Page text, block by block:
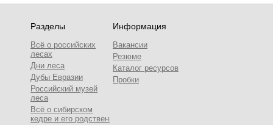
Разделы
Всё о российских
лесах
Дни леса
Дубы Евразии
Российский музей
леса
Всё о сибирском
кедре и его родственниках
Информация
Вакансии
Резюме
Каталог ресурсов
Пробки